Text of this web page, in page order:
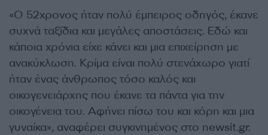
«Ο 52χρονος ήταν πολύ έμπειρος οδηγός, έκανε
συχνά ταξίδια και μεγάλες αποστάσεις. Εδώ και
κάποια χρόνια είχε κάνει και μια επιχείρηση με
ανακύκλωση. Κρίμα είναι πολύ στενάχωρο γιατί
ήταν ένας άνθρωπος τόσο καλός και
οικογενειάρχης που έκανε τα πάντα για την
οικογένεια του. Αφήνει πίσω του και κόρη και μια
γυναίκα», αναφέρει συγκινημένος στο newsit.gr.